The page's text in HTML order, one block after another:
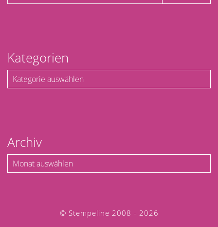
Kategorien
Kategorien
Archiv
Archiv
© Stempeline 2008 - 2026